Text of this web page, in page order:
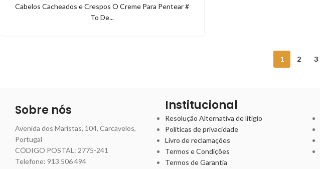
Cabelos Cacheados e Crespos O Creme Para Pentear #
To De...
1 2 3
Sobre nós
Avenida dos Maristas, 104, Carcavelos,
Portugal
CÓDIGO POSTAL: 2775-241
Telefone: 913 506 494
Institucional
Resolução Alternativa de litígio
Políticas de privacidade
Livro de reclamações
Termos e Condições
Termos de Garantia